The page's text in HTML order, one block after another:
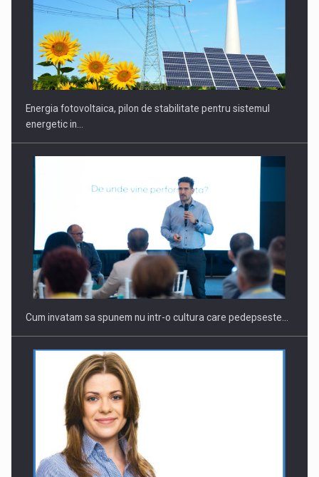
CEO Conference - Shaping The Future - Technology and…
Webinar - Business Evolution-RETHINK STRATEGY-Finantare
Investitii Digitalizare
Energia fotovoltaica, pilon de stabilitate pentru sistemul
energetic in…
Cum invatam sa spunem nu intr-o cultura care pedepseste…